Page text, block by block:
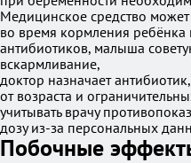
Медицинское средство
во время кормления
антибиотиков, малыша
вскармливание,
доктор назначает
от возраста и
учитывать врачу
дозу из-за персональных
Побочные